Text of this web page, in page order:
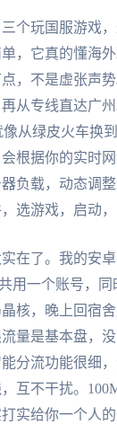
个玩国服游戏
，它真的懂海
，不是虚张声
从专线直达广州
像从绿皮火车换
根据你的实时
负载，动态调
选游戏，启动，
在了。我的安卓
用一个账号，
核，晚上回宿
量是基本盘，
分流功能很细，
互不干扰。
实给你一个人